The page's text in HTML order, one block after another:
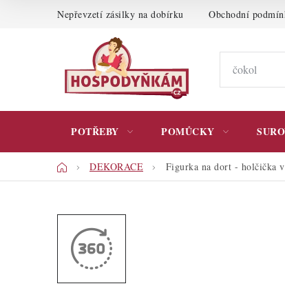
Nepřevzetí zásilky na dobírku Obchodní
POTŘEBY POMŮCKY
DomůDEKORACE Figurka na dort - holčička